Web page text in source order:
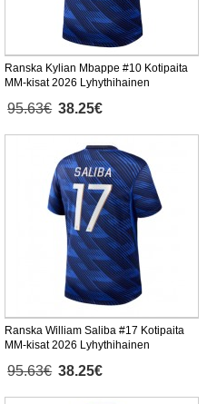
Ranska Kylian Mbappe #10 Kotipaita
MM-kisat 2026 Lyhythihainen
95.63€ 38.25€
Ranska William Saliba #17 Kotipaita
MM-kisat 2026 Lyhythihainen
95.63€ 38.25€